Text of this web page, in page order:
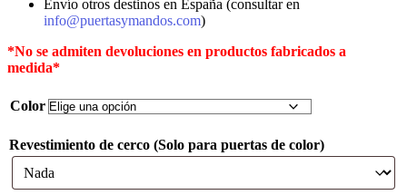
Envío otros destinos en España (consultar en
info@puertasymandos.com)
*No se admiten devoluciones en productos fabricados a
medida*
Color
Revestimiento de cerco (Solo para puertas de color)